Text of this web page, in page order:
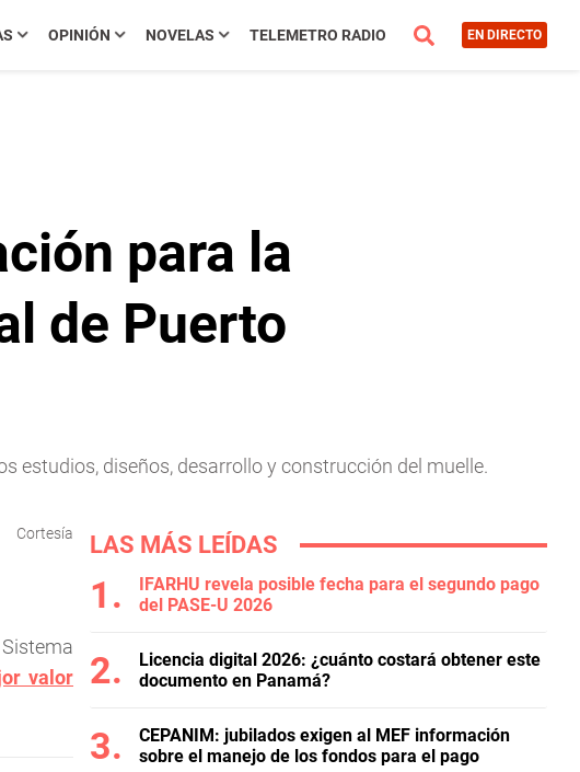
OPINIÓN NOVELAS TELEMETRO RADIO EN DIRECTO
para la
de Puerto
estudios, diseños, desarrollo y construcción del muelle.
Cortesía
valor
LAS MÁS LEÍDAS
IFARHU revela posible fecha para el segundo pago
del PASE-U 2026
Licencia digital 2026: ¿cuánto costará obtener este
documento en Panamá?
CEPANIM: jubilados exigen al MEF información
sobre el manejo de los fondos para el pago